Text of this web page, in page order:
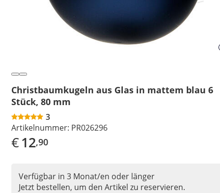
Christbaumkugeln aus Glas in mattem blau 6
Stück, 80 mm
3
Artikelnummer: PR026296
€12,90
Verfügbar in 3 Monat/en oder länger
Jetzt bestellen, um den Artikel zu reservieren.